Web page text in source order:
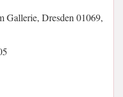
Gallerie, Dresden 01069,